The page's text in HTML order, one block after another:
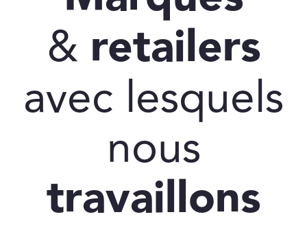
& retailers
avec lesquels
nous
travaillons